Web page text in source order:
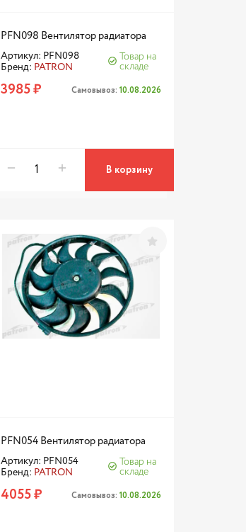
PFN098 Вентилятор радиатора
Артикул: PFN098
Бренд: PATRON
Товар на
складе
3985 ₽ Самовывоз: 10.08.2026
В корзину
PFN054 Вентилятор радиатора
Артикул: PFN054
Бренд: PATRON
Товар на
складе
4055 ₽ Самовывоз: 10.08.2026